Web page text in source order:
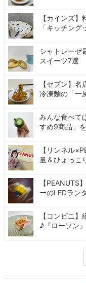
【カインズ
「キッチング
シャトレーゼ
スイーツ7選
【セブン】
冷凍麵の「一
みんな食べて
すめ9商品」
【リンネル
量＆ひょっこ
【PEANUTS
ーのLEDラン
【コンビニ
♪『ローソン